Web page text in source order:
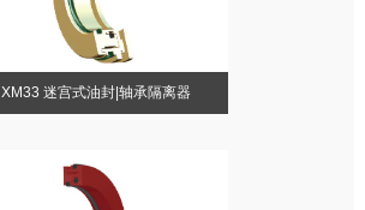
XM33 迷宫式油封|轴承隔离器